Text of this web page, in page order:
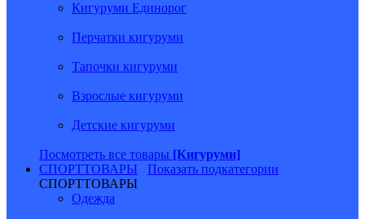
Кигуруми Единорог
Перчатки кигуруми
Тапочки кигуруми
Взрослые кигуруми
Детские кигуруми
Посмотреть все товары [Кигуруми]
СПОРТТОВАРЫ
Показать подкатегории
СПОРТТОВАРЫ
Одежда